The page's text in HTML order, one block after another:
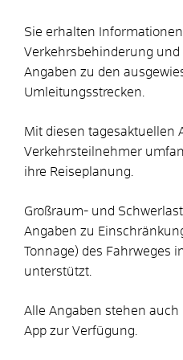
Sie erhalten
Verkehrsbehinderung und
Angaben zu den
Umleitungsstrecken.
Mit diesen tagesaktuellen
Verkehrsteilnehmer
ihre Reiseplanung.
Großraum- und
Angaben zu
Tonnage) des Fahrweges
unterstützt.
Alle Angaben stehen
App zur Verfügung.